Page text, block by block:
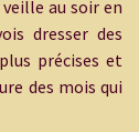
au soir en
dresser des
précises et
des mois qui